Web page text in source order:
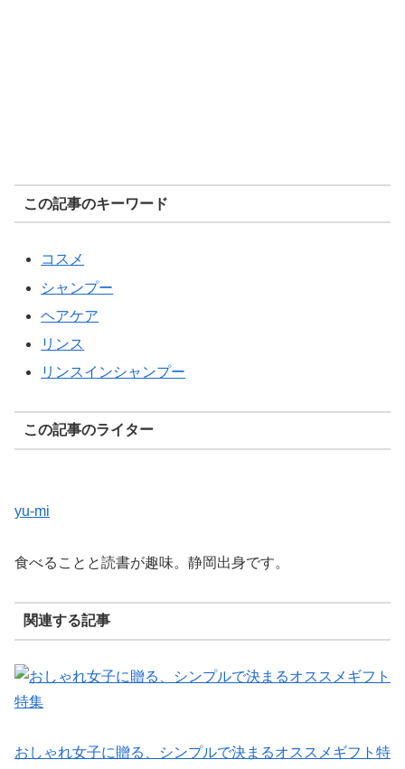
この記事のキーワード
コスメ
シャンプー
ヘアケア
リンス
リンスインシャンプー
この記事のライター
yu-mi
食べることと読書が趣味。静岡出身です。
関連する記事
おしゃれ女子に贈る、シンプルで決まるオススメギフト特